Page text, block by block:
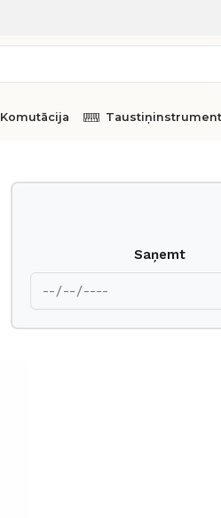
Komutācija
Saņemt